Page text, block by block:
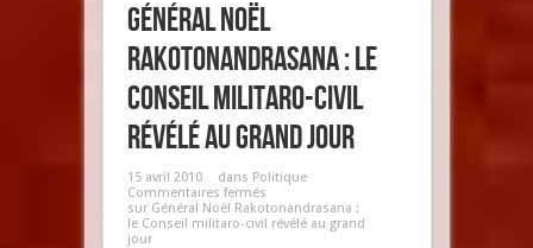
Général Noël
Rakotonandrasana : le
Conseil militaro-civil
révélé au grand jour
15 avril 2010 dans Politique
Commentaires fermés
sur Général Noël Rakotonandrasana :
le Conseil militaro-civil révélé au grand
jour